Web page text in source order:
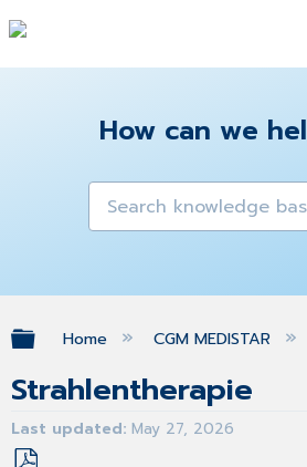
How can we
Expand/collapse
Home CGM MEDISTAR
Strahlentherapie
Last updated May 27, 2026